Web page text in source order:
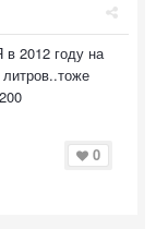
в 2012 году на
0